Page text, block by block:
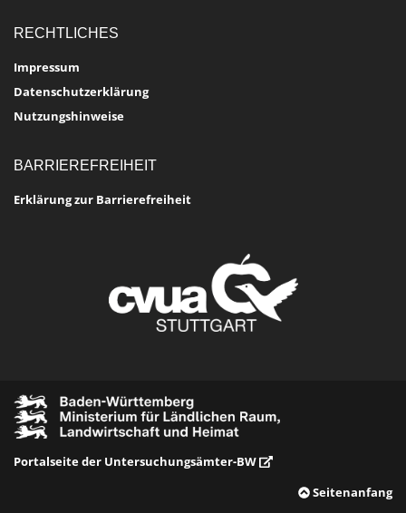
RECHTLICHES
Impressum
Datenschutzerklärung
Nutzungshinweise
BARRIEREFREIHEIT
Erklärung zur Barrierefreiheit
Portalseite der Untersuchungsämter-BW
Seitenanfang